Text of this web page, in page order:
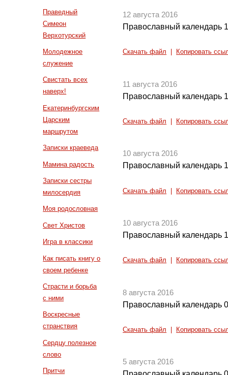
Праведный
Симеон
Верхотурский
Молодежное
служение
Свистать всех
наверх!
Екатеринбургским
Царским
маршрутом
Записки краеведа
Мамина радость
Записки сестры
милосердия
Моя родословная
Свет Христов
Игра в классики
Как писать книгу о
своем ребенке
Страсти и борьба
с ними
Воскресные
странствия
Сердцу полезное
слово
Притчи
12 августа 2016
Православный календарь
Скачать файл Копировать
11 августа 2016
Православный календарь
Скачать файл Копировать
10 августа 2016
Православный календарь
Скачать файл Копировать
10 августа 2016
Православный календарь
Скачать файл Копировать
8 августа 2016
Православный календарь
Скачать файл Копировать
5 августа 2016